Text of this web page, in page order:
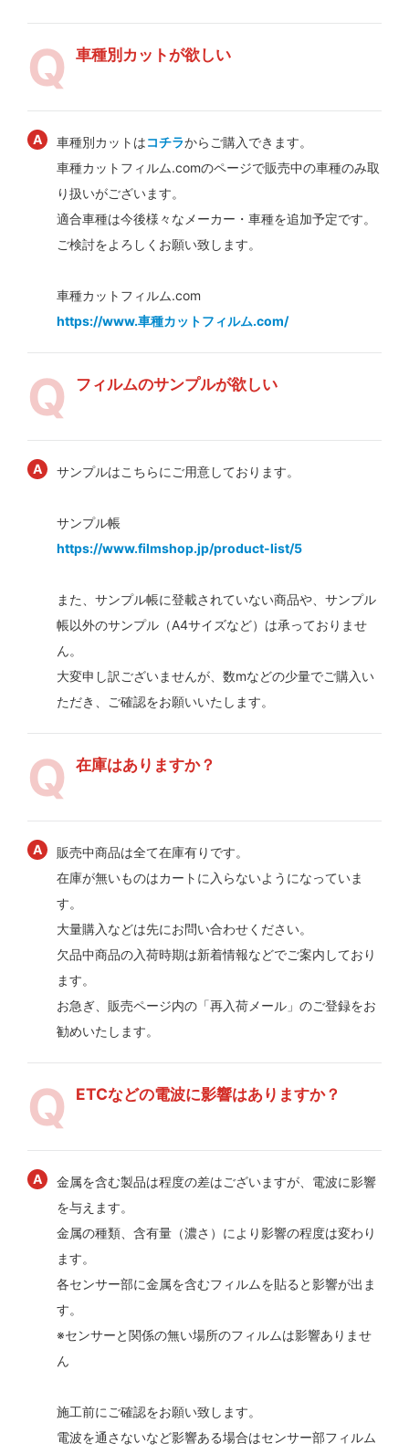
車種別カットが欲しい
車種別カットはコチラからご購入できます。
車種カットフィルム.comのページで販売中の車種のみ取
り扱いがございます。
適合車種は今後様々なメーカー・車種を追加予定です。
ご検討をよろしくお願い致します。
車種カットフィルム.com
https://www.車種カットフィルム.com/
フィルムのサンプルが欲しい
サンプルはこちらにご用意しております。
サンプル帳
https://www.filmshop.jp/product-list/5
また、サンプル帳に登載されていない商品や、サンプル
帳以外のサンプル（A4サイズなど）は承っておりませ
ん。
大変申し訳ございませんが、数mなどの少量でご購入い
ただき、ご確認をお願いいたします。
在庫はありますか？
販売中商品は全て在庫有りです。
在庫が無いものはカートに入らないようになっていま
す。
大量購入などは先にお問い合わせください。
欠品中商品の入荷時期は新着情報などでご案内しており
ます。
お急ぎ、販売ページ内の「再入荷メール」のご登録をお
勧めいたします。
ETCなどの電波に影響はありますか？
金属を含む製品は程度の差はございますが、電波に影響
を与えます。
金属の種類、含有量（濃さ）により影響の程度は変わり
ます。
各センサー部に金属を含むフィルムを貼ると影響が出ま
す。
※センサーと関係の無い場所のフィルムは影響ありませ
ん
施工前にご確認をお願い致します。
電波を通さないなど影響ある場合はセンサー部フィルム